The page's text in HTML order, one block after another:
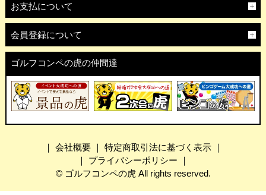
お支払について
会員登録について
ゴルフコンペの虎の仲間達
｜ 会社概要｜ 特定商取引法に基づく表示｜
｜ プライバシーポリシー ｜
© ゴルフコンペの虎 All rights reserved.